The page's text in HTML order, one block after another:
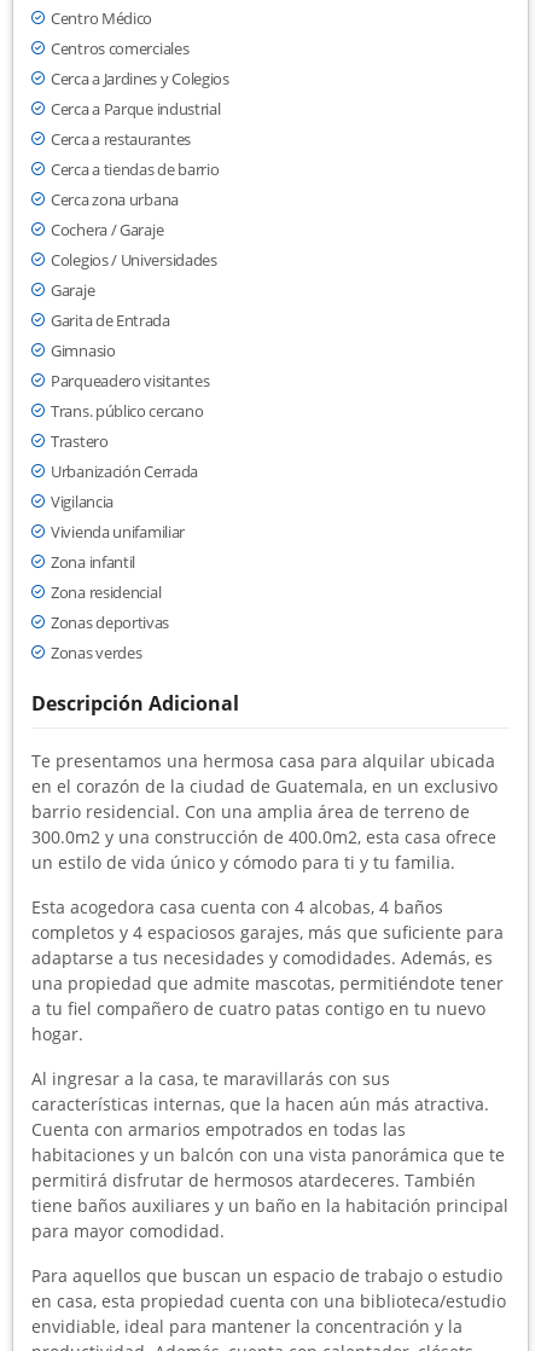
Centro Médico
Centros comerciales
Cerca a Jardines y Colegios
Cerca a Parque industrial
Cerca a restaurantes
Cerca a tiendas de barrio
Cerca zona urbana
Cochera / Garaje
Colegios / Universidades
Garaje
Garita de Entrada
Gimnasio
Parqueadero visitantes
Trans. público cercano
Trastero
Urbanización Cerrada
Vigilancia
Vivienda unifamiliar
Zona infantil
Zona residencial
Zonas deportivas
Zonas verdes
Descripción Adicional
Te presentamos una hermosa casa para alquilar ubicada
en el corazón de la ciudad de Guatemala, en un exclusivo
barrio residencial. Con una amplia área de terreno de
300.0m2 y una construcción de 400.0m2, esta casa ofrece
un estilo de vida único y cómodo para ti y tu familia.
Esta acogedora casa cuenta con 4 alcobas, 4 baños
completos y 4 espaciosos garajes, más que suficiente para
adaptarse a tus necesidades y comodidades. Además, es
una propiedad que admite mascotas, permitiéndote tener
a tu fiel compañero de cuatro patas contigo en tu nuevo
hogar.
Al ingresar a la casa, te maravillarás con sus
características internas, que la hacen aún más atractiva.
Cuenta con armarios empotrados en todas las
habitaciones y un balcón con una vista panorámica que te
permitirá disfrutar de hermosos atardeceres. También
tiene baños auxiliares y un baño en la habitación principal
para mayor comodidad.
Para aquellos que buscan un espacio de trabajo o estudio
en casa, esta propiedad cuenta con una biblioteca/estudio
envidiable, ideal para mantener la concentración y la